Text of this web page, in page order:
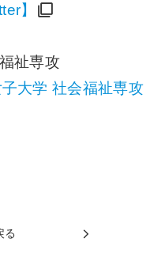
】
祉専攻
大学 社会福祉専攻
る